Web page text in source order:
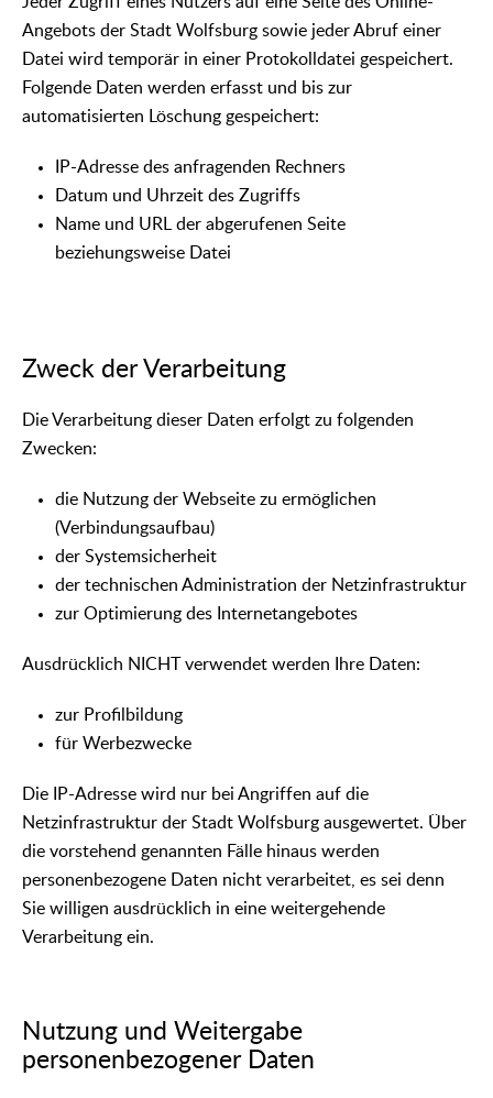
Angebots der Stadt Wolfsburg sowie jeder Abruf einer
Datei wird temporär in einer Protokolldatei gespeichert.
Folgende Daten werden erfasst und bis zur
automatisierten Löschung gespeichert:
IP-Adresse des anfragenden Rechners
Datum und Uhrzeit des Zugriffs
Name und URL der abgerufenen Seite
beziehungsweise Datei
Zweck der Verarbeitung
Die Verarbeitung dieser Daten erfolgt zu folgenden
Zwecken:
die Nutzung der Webseite zu ermöglichen
(Verbindungsaufbau)
der Systemsicherheit
der technischen Administration der Netzinfrastruktur
zur Optimierung des Internetangebotes
Ausdrücklich NICHT verwendet werden Ihre Daten:
zur Profilbildung
für Werbezwecke
Die IP-Adresse wird nur bei Angriffen auf die
Netzinfrastruktur der Stadt Wolfsburg ausgewertet. Über
die vorstehend genannten Fälle hinaus werden
personenbezogene Daten nicht verarbeitet, es sei denn
Sie willigen ausdrücklich in eine weitergehende
Verarbeitung ein.
Nutzung und Weitergabe
personenbezogener Daten